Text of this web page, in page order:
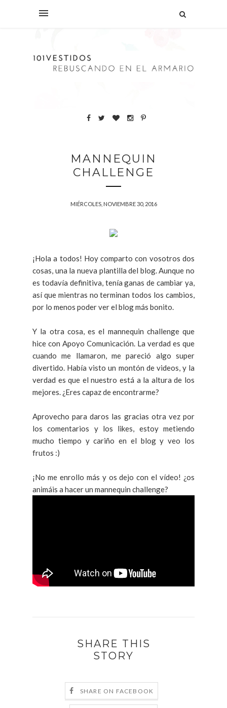
MANNEQUIN
CHALLENGE
MIÉRCOLES, NOVIEMBRE 30, 2016
¡Hola a todos! Hoy comparto con vosotros dos
cosas, una la nueva plantilla del blog. Aunque no
es todavía definitiva, tenía ganas de cambiar ya,
así que mientras no terminan todos los cambios,
por lo menos poder ver el blog más bonito.
Y la otra cosa, es el mannequin challenge que
hice con Apoyo Comunicación. La verdad es que
cuando me llamaron, me pareció algo super
divertido. Había visto un montón de videos, y la
verdad es que el nuestro está a la altura de los
mejores. ¿Eres capaz de encontrarme?
Aprovecho para daros las gracias otra vez por
los comentarios y los likes, estoy metiendo
mucho tiempo y cariño en el blog y veo los
frutos :)
¡No me enrollo más y os dejo con el vídeo! ¿os
animáis a hacer un mannequin challenge?
SHARE THIS
STORY
SHARE ON FACEBOOK